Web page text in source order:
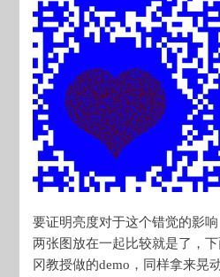
要证明亮度对于这个错觉的影
两张图放在一起比较就是了，
冈教授做的demo，同样拿来晃